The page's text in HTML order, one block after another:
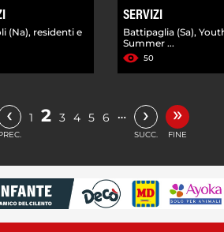
(Na), residenti e
SERVIZI
Battipaglia (Sa),
Summer ...
50
‹ 1 2 3 4 5 6 … ›
SUCC.
»
FINE